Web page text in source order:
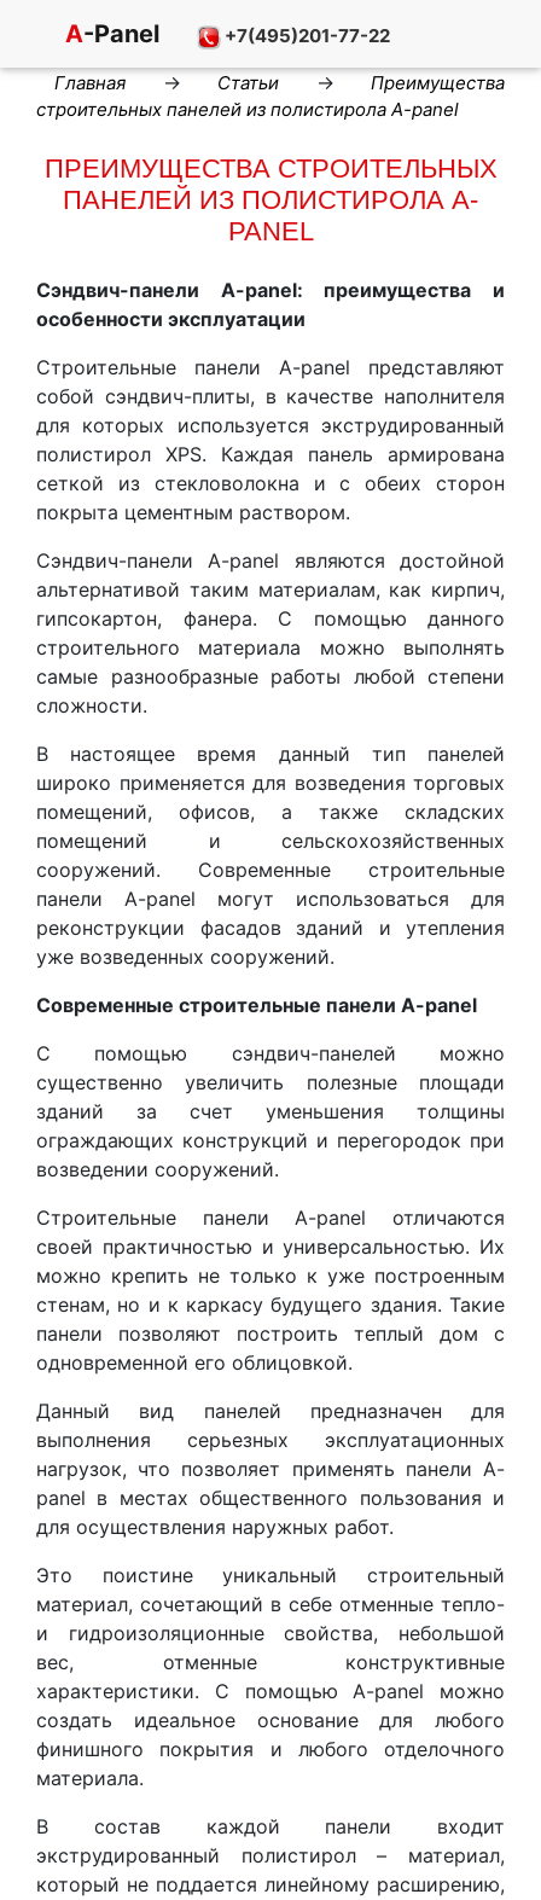
A-Panel +7(495)201-77-22
Главная → Статьи → Преимущества
строительных панелей из полистирола A-panel
ПРЕИМУЩЕСТВА СТРОИТЕЛЬНЫХ
ПАНЕЛЕЙ ИЗ ПОЛИСТИРОЛА A-
PANEL
Сэндвич-панели A-panel: преимущества и
особенности эксплуатации
Строительные панели A-panel представляют
собой сэндвич-плиты, в качестве наполнителя
для которых используется экструдированный
полистирол XPS. Каждая панель армирована
сеткой из стекловолокна и с обеих сторон
покрыта цементным раствором.
Сэндвич-панели A-panel являются достойной
альтернативой таким материалам, как кирпич,
гипсокартон, фанера. С помощью данного
строительного материала можно выполнять
самые разнообразные работы любой степени
сложности.
В настоящее время данный тип панелей
широко применяется для возведения торговых
помещений, офисов, а также складских
помещений и сельскохозяйственных
сооружений. Современные строительные
панели A-panel могут использоваться для
реконструкции фасадов зданий и утепления
уже возведенных сооружений.
Современные строительные панели A-panel
С помощью сэндвич-панелей можно
существенно увеличить полезные площади
зданий за счет уменьшения толщины
ограждающих конструкций и перегородок при
возведении сооружений.
Строительные панели A-panel отличаются
своей практичностью и универсальностью. Их
можно крепить не только к уже построенным
стенам, но и к каркасу будущего здания. Такие
панели позволяют построить теплый дом с
одновременной его облицовкой.
Данный вид панелей предназначен для
выполнения серьезных эксплуатационных
нагрузок, что позволяет применять панели A-
panel в местах общественного пользования и
для осуществления наружных работ.
Это поистине уникальный строительный
материал, сочетающий в себе отменные тепло-
и гидроизоляционные свойства, небольшой
вес, отменные конструктивные
характеристики. С помощью A-panel можно
создать идеальное основание для любого
финишного покрытия и любого отделочного
материала.
В состав каждой панели входит
экструдированный полистирол – материал,
который не поддается линейному расширению,